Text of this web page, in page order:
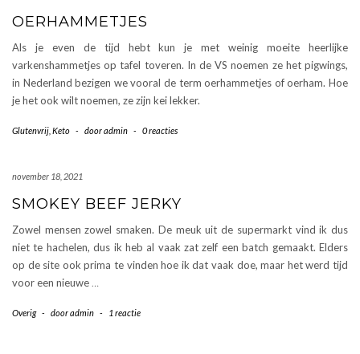
OERHAMMETJES
Als je even de tijd hebt kun je met weinig moeite heerlijke
varkenshammetjes op tafel toveren. In de VS noemen ze het pigwings,
in Nederland bezigen we vooral de term oerhammetjes of oerham. Hoe
je het ook wilt noemen, ze zijn kei lekker.
Glutenvrij Keto - dooradmin - 0 reacties
november 18, 2021
SMOKEY BEEF JERKY
Zowel mensen zowel smaken. De meuk uit de supermarkt vind ik dus
niet te hachelen, dus ik heb al vaak zat zelf een batch gemaakt. Elders
op de site ook prima te vinden hoe ik dat vaak doe, maar het werd tijd
voor een nieuwe …
Overig - dooradmin - 1 reactie